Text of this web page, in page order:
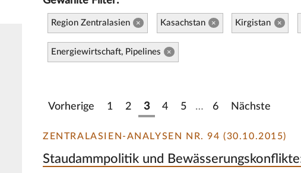
Region Zentralasien × Kasachstan × Kirgistan ×
Energiewirtschaft, Pipelines ×
Vorherige 1 2 3 4 5 … 6 Nächste
ZENTRALASIEN-ANALYSEN NR. 94 (30.10.2015)
Staudammpolitik und